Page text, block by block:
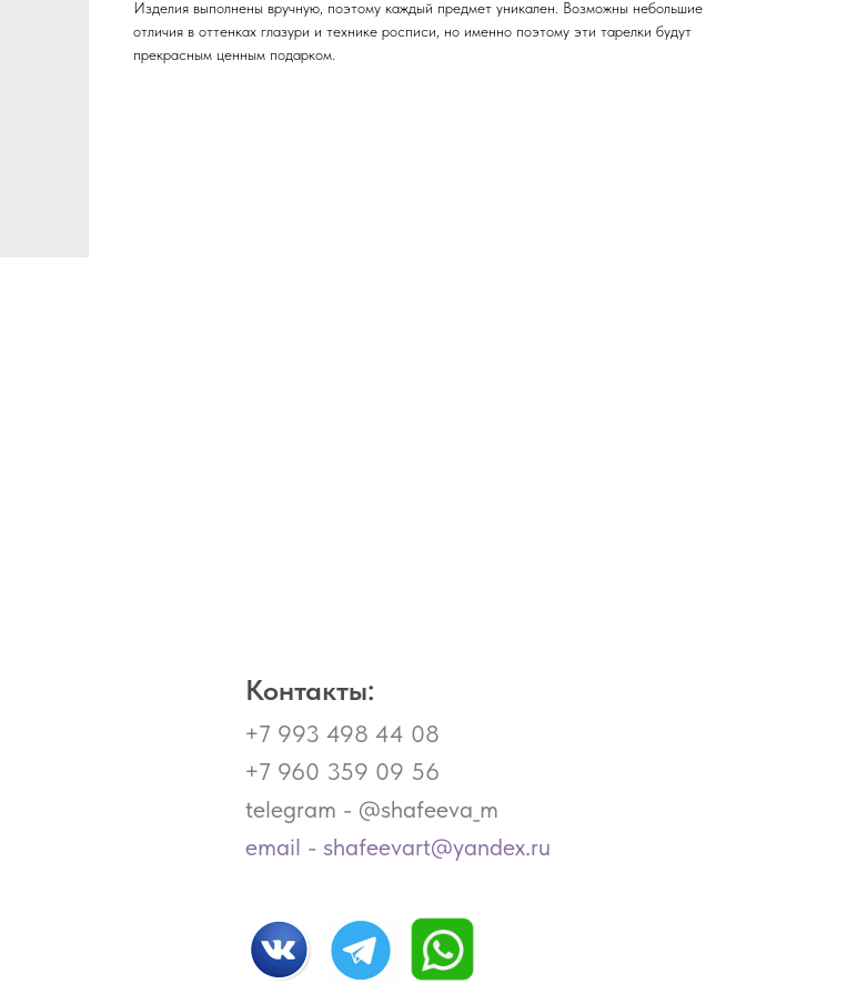
Изделия выполнены вручную, поэтому каждый предмет уникален. Возможны небольшие
отличия в оттенках глазури и технике росписи, но именно поэтому эти тарелки будут
прекрасным ценным подарком.
+7 993 498 44 08
+7 960 359 09 56
Контакты:
telegram - @shafeeva_m
email - shafeevart@yandex.ru